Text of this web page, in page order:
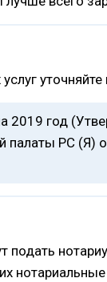
2019 год
палаты РС (Я)
подать
нотариальные